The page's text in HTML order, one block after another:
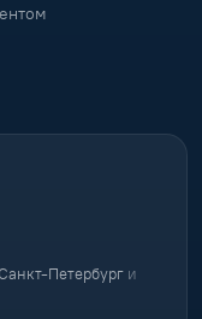
Петербург и